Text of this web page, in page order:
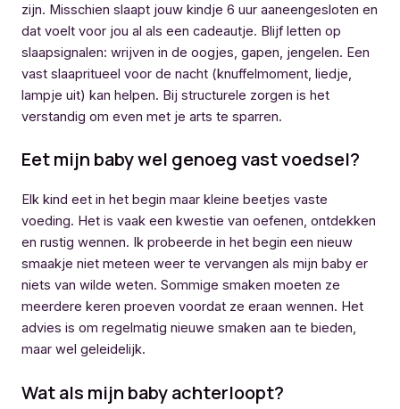
zijn. Misschien slaapt jouw kindje 6 uur aaneengesloten en
dat voelt voor jou al als een cadeautje. Blijf letten op
slaapsignalen: wrijven in de oogjes, gapen, jengelen. Een
vast slaapritueel voor de nacht (knuffelmoment, liedje,
lampje uit) kan helpen. Bij structurele zorgen is het
verstandig om even met je arts te sparren.
Eet mijn baby wel genoeg vast voedsel?
Elk kind eet in het begin maar kleine beetjes vaste
voeding. Het is vaak een kwestie van oefenen, ontdekken
en rustig wennen. Ik probeerde in het begin een nieuw
smaakje niet meteen weer te vervangen als mijn baby er
niets van wilde weten. Sommige smaken moeten ze
meerdere keren proeven voordat ze eraan wennen. Het
advies is om regelmatig nieuwe smaken aan te bieden,
maar wel geleidelijk.
Wat als mijn baby achterloopt?